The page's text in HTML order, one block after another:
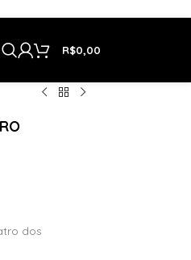
R$0,00
dos